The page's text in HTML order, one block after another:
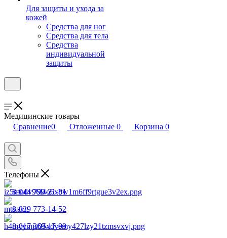
Для защиты и ухода за
кожей
Средства для ног
Средства для тела
Средства
индивидуальной
защиты
Медицинские товары
Сравнение0 Отложенные 0 Корзина 0
Телефоны
8-044 799-21-81
8-029 773-14-52
8-017 369-17-99